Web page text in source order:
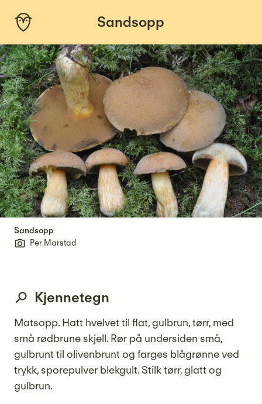
Sandsopp
Sandsopp
Per Marstad
Kjennetegn
Matsopp. Hatt hvelvet til flat, gulbrun, tørr, med
små rødbrune skjell. Rør på undersiden små,
gulbrunt til olivenbrunt og farges blågrønne ved
trykk, sporepulver blekgult. Stilk tørr, glatt og
gulbrun.